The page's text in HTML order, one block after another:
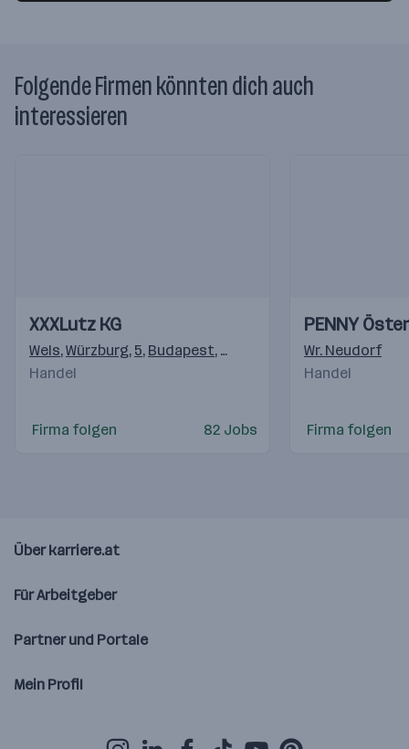
Folgende Firmen könnten dich auch
interessieren
Videos
Einblicke
Einblicke
XXXLutz KG
Wels,Würzburg, 5, Budapest, Ljubljana Reka, Rothrist
Handel
Firma folgen 82 Jobs
Videos
Einblicke
Einblicke
PENNY
Wr. Neudorf
Handel
Firma folgen
Über karriere.at
Für Arbeitgeber
Partner und Portale
Mein Profil